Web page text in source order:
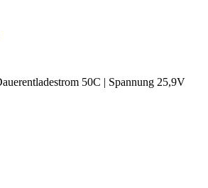
50C | Spannung 25,9V